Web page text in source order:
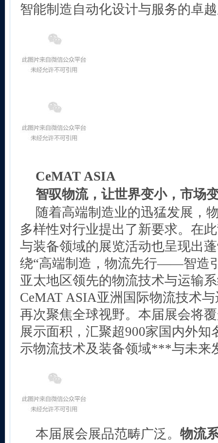
智能制造自动化设计与服务的卓
CeMAT ASIA
智驭物流，让世界变小，市场
随着高端制造业的迅猛发展，
多样性对行业提出了新要求。在
与装备领域的展览活动也呈现出
绕“高端制造，物流先行——智造
亚太地区领先的物流技术与运输
CeMAT ASIA亚洲国际物流技术
再次聚焦全球视野。本届展会将
展示面积，汇聚超900家国内外知
示物流技术及装备领域***与未来
本届展会展品范畴广泛。 物流